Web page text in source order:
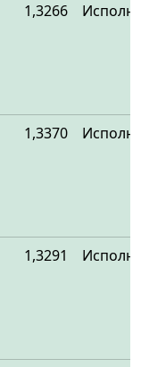
1,3266
1,3370
1,3291